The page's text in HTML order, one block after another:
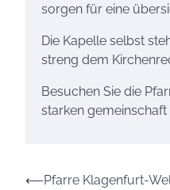
sorgen für eine
Die Kapelle selbst
streng dem
Besuchen Sie die
starken
Beitrags-
⟵Pfarre Klagenfurt-